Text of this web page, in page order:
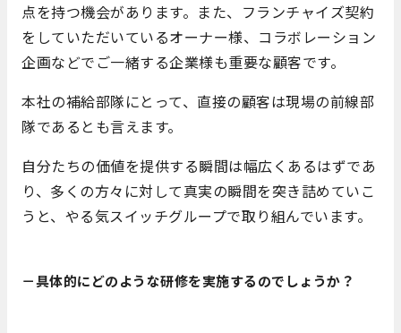
点を持つ機会があります。また、フランチャイズ契約
をしていただいているオーナー様、コラボレーション
企画などでご一緒する企業様も重要な顧客です。
本社の補給部隊にとって、直接の顧客は現場の前線部
隊であるとも言えます。
自分たちの価値を提供する瞬間は幅広くあるはずであ
り、多くの方々に対して真実の瞬間を突き詰めていこ
うと、やる気スイッチグループで取り組んでいます。
－具体的にどのような研修を実施するのでしょうか？